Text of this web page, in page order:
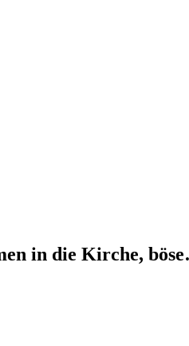
in die Kirche,